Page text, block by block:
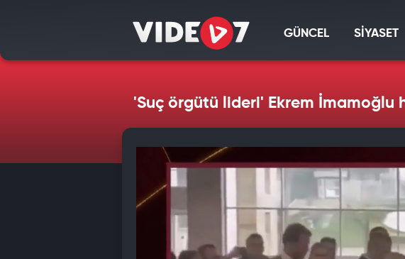
GÜNCEL SİYASET
'Suç örgütü lideri' Ekrem İmamoğlu